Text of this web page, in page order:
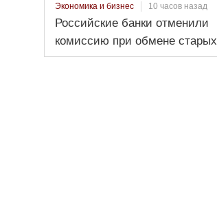
Экономика и бизнес 10 часов назад
Российские банки отменили
комиссию при обмене старых
долларов